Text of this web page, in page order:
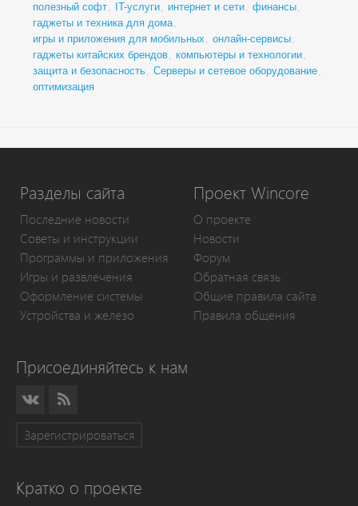
полезный софт, IT-услуги, интернет и сети, финансы,
гаджеты и техника для дома,
игры и приложения для мобильных , онлайн-сервисы,
гаджеты китайских брендов, компьютеры и технологии,
защита и безопасность, Серверы и сетевое оборудование,
оптимизация
Разделы сайта
Последние новости
Советы и инструкции
Программы и приложения
Игры и развлечения
Оформление системы
Устройства и железо
Проект Wincore
О проекте
Новости
Форум
Обратная связь
Общие правила сайта
Правила общения
Присоединяйтесь к нам
Зарегистрироваться
Кратко о проекте